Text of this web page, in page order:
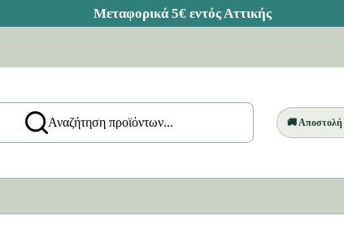
Αναζήτηση προϊόντων... 🚚